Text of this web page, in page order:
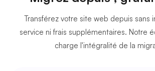
Transférez votre site web depuis sans
service ni frais supplémentaires. Notre
charge l'intégralité de la